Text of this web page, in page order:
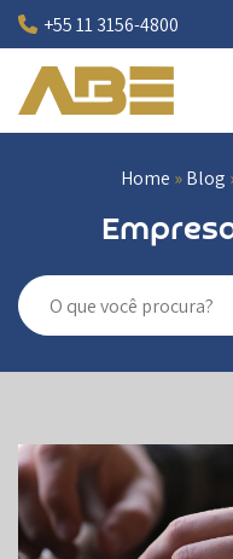
Pular
para
conteúdo
+55 11 3156-4800
Home »Blog